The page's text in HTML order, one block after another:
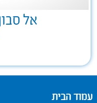
אל
עמוד הבית